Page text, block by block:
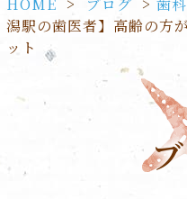
潟駅の歯医者】高齢の方
ット